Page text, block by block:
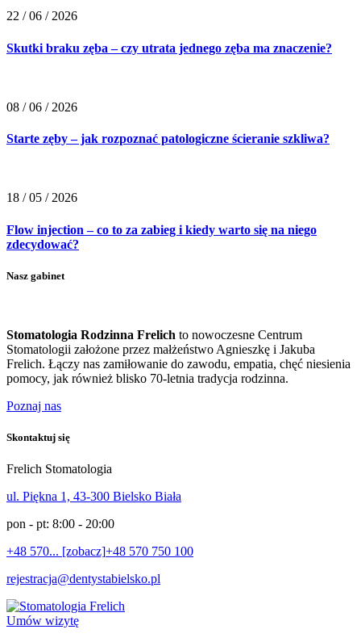
22 / 06 / 2026
Skutki braku zęba – czy utrata jednego zęba ma znaczenie?
08 / 06 / 2026
Starte zęby – jak rozpoznać patologiczne ścieranie szkliwa?
18 / 05 / 2026
Flow injection – co to za zabieg i kiedy warto się na niego
zdecydować?
Nasz gabinet
Stomatologia Rodzinna Frelich to nowoczesne Centrum
Stomatologii założone przez małżeństwo Agnieszkę i Jakuba
Frelich. Łączy nas zamiłowanie do zawodu, empatia, chęć niesienia
pomocy, jak również blisko 70-letnia tradycja rodzinna.
Poznaj nas
Skontaktuj się
Frelich Stomatologia
ul. Piękna 1, 43-300 Bielsko Biała
pon - pt: 8:00 - 20:00
+48 570... [zobacz]+48 570 750 100
rejestracja@dentystabielsko.pl
Umów wizytę